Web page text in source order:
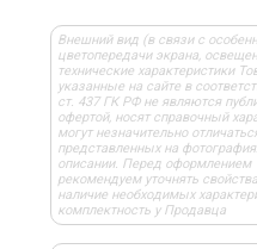
Внешний вид (в связи с
цветопередачи экрана,
технические характеристики
указанные на сайте в
ст. 437 ГК РФ не являются
офертой, носят справочный
могут незначительно
представленных на
описании. Перед оформлением
рекомендуем уточнять
наличие необходимых
комплектность у Продавца